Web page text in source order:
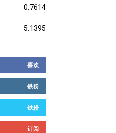
0.7614
5.1395
喜欢
铁粉
铁粉
订阅